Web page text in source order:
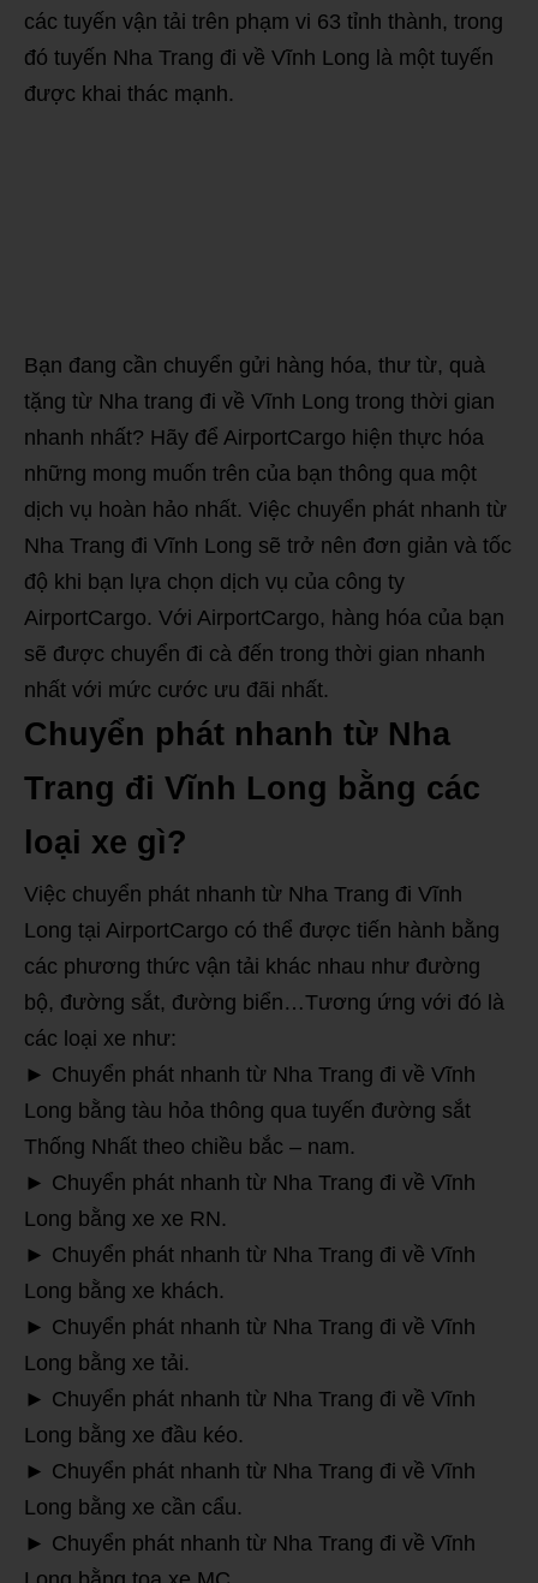
các tuyến vận tải trên phạm vi 63 tỉnh thành, trong
đó tuyến Nha Trang đi về Vĩnh Long là một tuyến
được khai thác mạnh.
Bạn đang cần chuyển gửi hàng hóa, thư từ, quà
tặng từ Nha trang đi về Vĩnh Long trong thời gian
nhanh nhất? Hãy để AirportCargo hiện thực hóa
những mong muốn trên của bạn thông qua một
dịch vụ hoàn hảo nhất. Việc chuyển phát nhanh từ
Nha Trang đi Vĩnh Long sẽ trở nên đơn giản và tốc
độ khi bạn lựa chọn dịch vụ của công ty
AirportCargo. Với AirportCargo, hàng hóa của bạn
sẽ được chuyển đi cà đến trong thời gian nhanh
nhất với mức cước ưu đãi nhất.
Chuyển phát nhanh từ Nha
Trang đi Vĩnh Long bằng các
loại xe gì?
Việc chuyển phát nhanh từ Nha Trang đi Vĩnh
Long tại AirportCargo có thể được tiến hành bằng
các phương thức vận tải khác nhau như đường
bộ, đường sắt, đường biển…Tương ứng với đó là
các loại xe như:
► Chuyển phát nhanh từ Nha Trang đi về Vĩnh
Long bằng tàu hỏa thông qua tuyến đường sắt
Thống Nhất theo chiều bắc – nam.
► Chuyển phát nhanh từ Nha Trang đi về Vĩnh
Long bằng xe xe RN.
► Chuyển phát nhanh từ Nha Trang đi về Vĩnh
Long bằng xe khách.
► Chuyển phát nhanh từ Nha Trang đi về Vĩnh
Long bằng xe tải.
► Chuyển phát nhanh từ Nha Trang đi về Vĩnh
Long bằng xe đầu kéo.
► Chuyển phát nhanh từ Nha Trang đi về Vĩnh
Long bằng xe cần cẩu.
► Chuyển phát nhanh từ Nha Trang đi về Vĩnh